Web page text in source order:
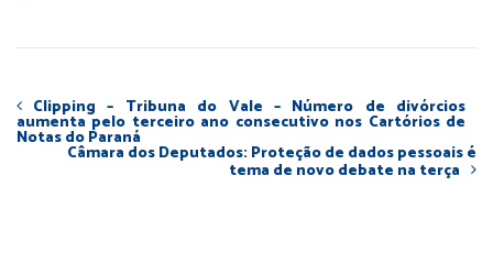
Clipping – Tribuna do Vale – Número de divórcios
aumenta pelo terceiro ano consecutivo nos Cartórios de
Notas do Paraná
Câmara dos Deputados: Proteção de dados pessoais é
tema de novo debate na terça